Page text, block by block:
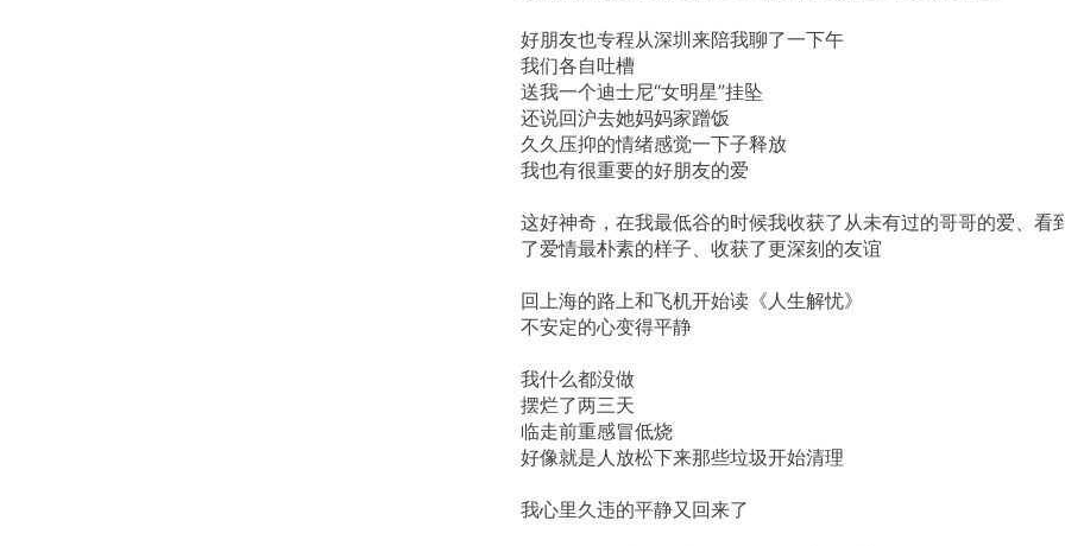
好朋友也专程从深圳来陪我聊了一下午
我们各自吐槽
送我一个迪士尼“女明星”挂坠
还说回沪去她妈妈家蹭饭
久久压抑的情绪感觉一下子释放
我也有很重要的好朋友的爱
这好神奇，在我最低谷的时候我收获了从未有过的哥哥的爱、看
了爱情最朴素的样子、收获了更深刻的友谊
回上海的路上和飞机开始读《人生解忧》
不安定的心变得平静
我什么都没做
摆烂了两三天
临走前重感冒低烧
好像就是人放松下来那些垃圾开始清理
我心里久违的平静又回来了